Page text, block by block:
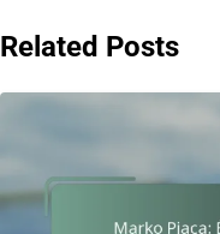
Related Posts